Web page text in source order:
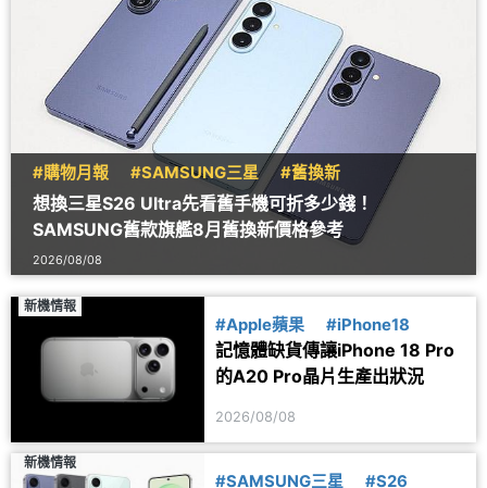
#購物月報 #SAMSUNG三星 #舊換新
想換三星S26 Ultra先看舊手機可折多少錢！
SAMSUNG舊款旗艦8月舊換新價格參考
2026/08/08
新機情報
#Apple蘋果 #iPhone18
記憶體缺貨傳讓iPhone 18 Pro
的A20 Pro晶片生產出狀況
2026/08/08
新機情報
#SAMSUNG三星 #S26